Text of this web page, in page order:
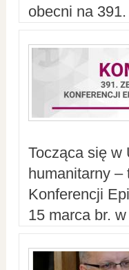
obecni na
Tocząca się w
humanitarny –
Konferencji
15 marca br.